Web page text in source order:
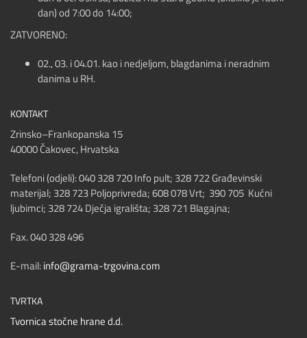
dan) od 7:00 do 14:00;
ZATVORENO:
02., 03. i 04.01. kao i nedjeljom, blagdanima i neradnim
danima u RH.
KONTAKT
Zrinsko–Frankopanska 15
40000 Čakovec, Hrvatska
Telefoni (odjeli): 040 328 720 Info pult; 328 722 Građevinski
materijal; 328 723 Poljoprivreda; 608 078 Vrt; 390 705 Kućni
ljubimci; 328 724 Dječja igrališta; 328 721 Blagajna;
Fax. 040 328 496
E-mail:info@grama-trgovina.com
TVRTKA
Tvornica stočne hrane d.d.